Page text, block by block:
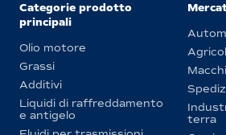
Categorie prodotto
principali
Olio motore
Grassi
Additivi
Liquidi di raffreddamento
e antigelo
terra